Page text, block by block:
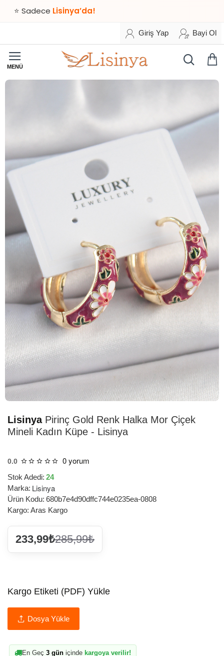
Lisinya’da!
Giriş Yap Bayi Ol
LisinyaPirinç Gold Renk Halka Mor Çiçek
Mineli Kadın Küpe - Lisinya
0.0 0 yorum
Stok Adedi: 24
Marka: Lisinya
Ürün Kodu: 680b7e4d90dffc744e0235ea-0808
Kargo: Aras Kargo
233,99₺285,99₺
Kargo Etiketi (PDF) Yükle
Dosya Yükle
En Geç 3 gün içinde kargoya verilir!